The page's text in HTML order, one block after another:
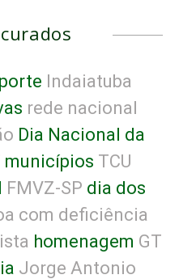
Indaiatuba
rede nacional
Dia Nacional da
municípios TCU
FMVZ-SP dia dos
com deficiência
homenagem GT
Jorge Antonio